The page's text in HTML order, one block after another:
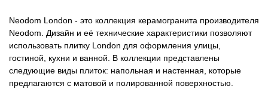
Neodom London - это коллекция керамогранита производителя
Neodom. Дизайн и её технические характеристики позволяют
использовать плитку London для оформления улицы,
гостиной, кухни и ванной. В коллекции представлены
следующие виды плиток: напольная и настенная, которые
предлагаются с матовой и полированной поверхностью.